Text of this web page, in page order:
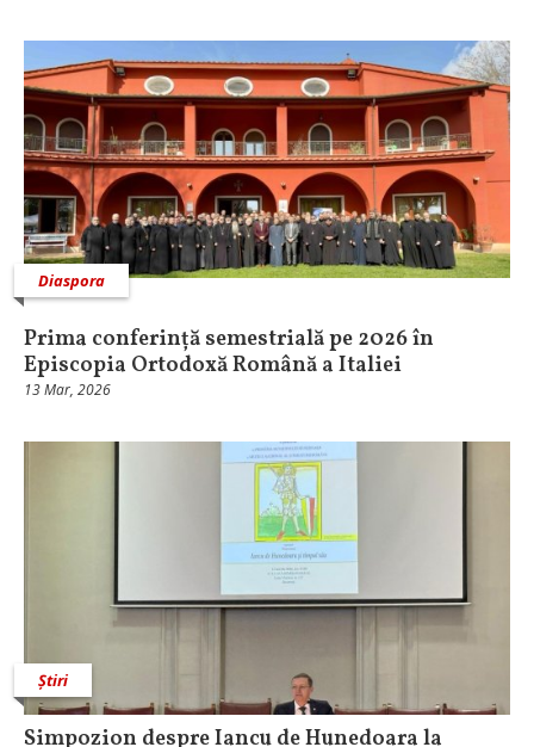
Diaspora
Prima conferință semestrială pe 2026 în
Episcopia Ortodoxă Română a Italiei
13 Mar, 2026
Știri
Simpozion despre Iancu de Hunedoara la